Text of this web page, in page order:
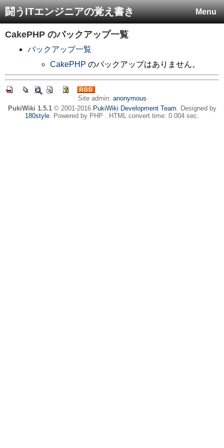
Menu
闘うITエンジニアの覚え書き
CakePHP のバックアップ一覧
バックアップ一覧
CakePHP のバックアップはありません。
Site admin: anonymous
PukiWiki 1.5.1© 2001-2016 PukiWiki Development Team. Designed by
180style. Powered by PHP . HTML convert time: 0.004 sec.